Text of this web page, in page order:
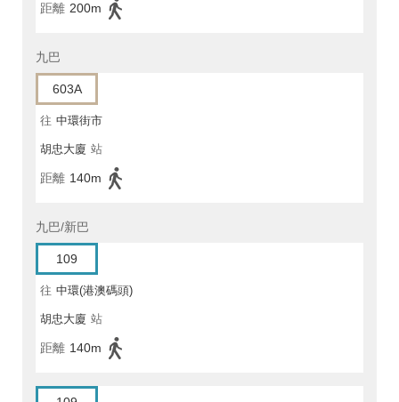
距離 200m
九巴
603A
往 中環街市
胡忠大廈 站
距離 140m
九巴/新巴
109
往 中環(港澳碼頭)
胡忠大廈 站
距離 140m